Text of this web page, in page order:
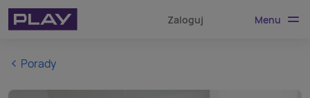
Zaloguj Menu
Porady